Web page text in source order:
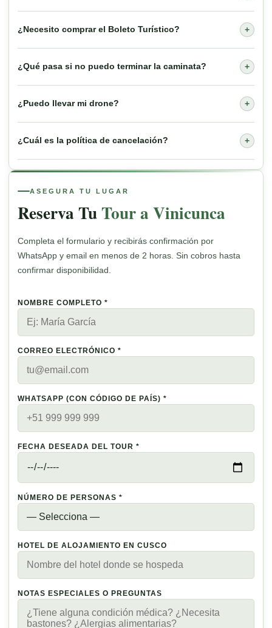
¿Necesito comprar el Boleto Turístico? +
¿Qué pasa si no puedo terminar la caminata? +
¿Puedo llevar mi drone? +
¿Cuál es la política de cancelación? +
ASEGURA TU LUGAR
Reserva TuTour a Vinicunca
Completa el formulario y recibirás confirmación por
WhatsApp y email en menos de 2 horas. Sin cobros hasta
confirmar disponibilidad.
NOMBRE COMPLETO *
CORREO ELECTRÓNICO *
WHATSAPP (CON CÓDIGO DE PAÍS) *
FECHA DESEADA DEL TOUR *
NÚMERO DE PERSONAS *
HOTEL DE ALOJAMIENTO EN CUSCO
NOTAS ESPECIALES O PREGUNTAS